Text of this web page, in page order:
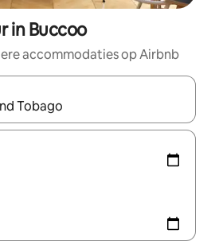
in Buccoo
accommodaties op Airbnb
beschikbaar zijn, maak je een keuze